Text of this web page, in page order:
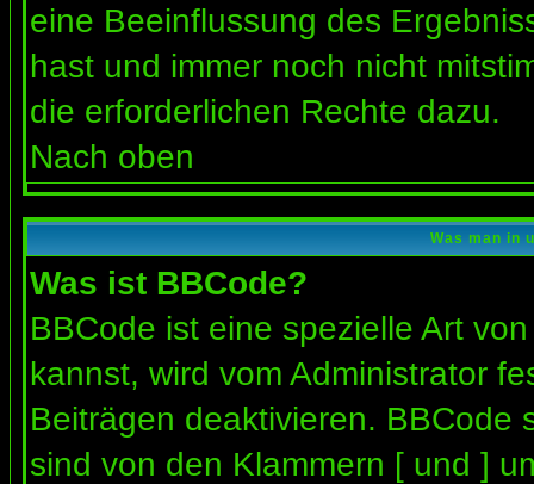
eine Beeinflussung des
hast und immer noch nicht
die erforderlichen Rechte dazu.
Nach oben
Was man in
Was ist BBCode?
BBCode ist eine spezielle Art
kannst, wird vom Administrator
Beiträgen deaktivieren. BBCode
sind von den Klammern [ und ]